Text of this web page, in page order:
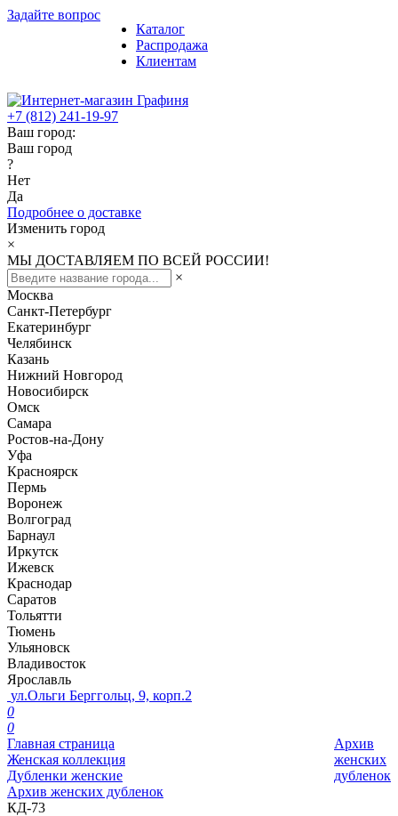
Задайте вопрос
Каталог
Распродажа
Клиентам
+7 (812) 241-19-97
Ваш город:
Ваш город
?
Нет
Да
Подробнее о доставке
Изменить город
×
МЫ ДОСТАВЛЯЕМ ПО ВСЕЙ РОССИИ!
×
Москва
Санкт-Петербург
Екатеринбург
Челябинск
Казань
Нижний Новгород
Новосибирск
Омск
Самара
Ростов-на-Дону
Уфа
Красноярск
Пермь
Воронеж
Волгоград
Барнаул
Иркутск
Ижевск
Краснодар
Саратов
Тольятти
Тюмень
Ульяновск
Владивосток
Ярославль
ул.Ольги Берггольц, 9, корп.2
0
0
Главная страница
Женская коллекция
Дубленки женские
Архив женских дубленок
КД-73
Архив
женских
дубленок